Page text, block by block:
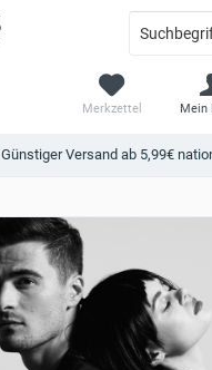
Günstiger Versand ab 5,99€
Merkzettel Mein